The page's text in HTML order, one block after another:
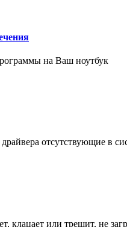
на Ваш ноутбук
отсутствующие в
клацает или трещит, не